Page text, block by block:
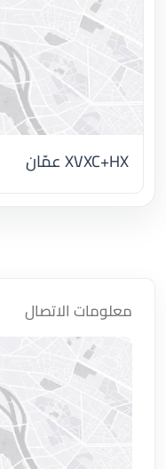
XVXC+HX عمّان
معلومات الاتصال